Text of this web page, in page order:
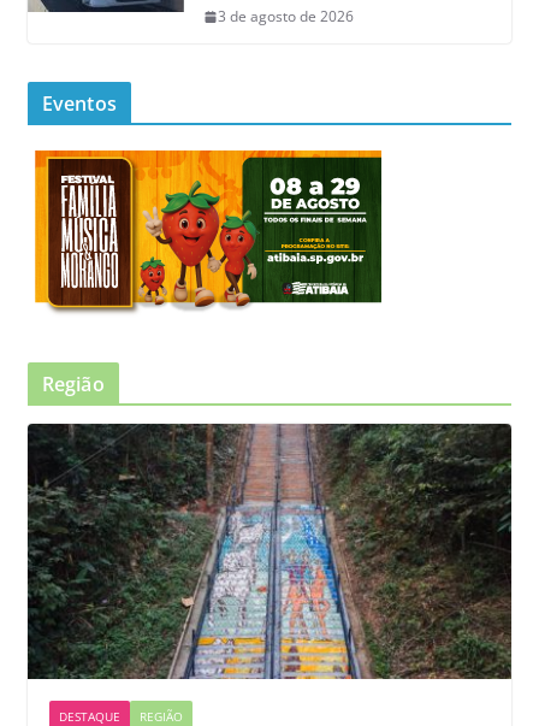
3 de agosto de 2026
Eventos
Região
DESTAQUE REGIÃO